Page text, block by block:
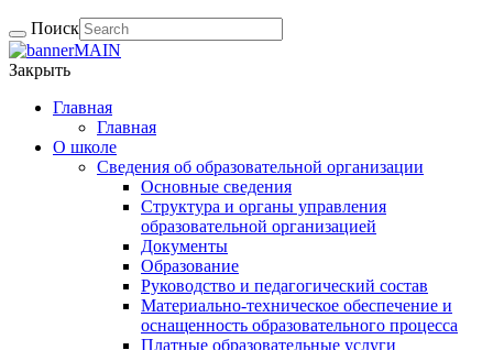
Поиск
Закрыть
Главная
Главная
О школе
Сведения об образовательной организации
Основные сведения
Структура и органы управления
образовательной организацией
Документы
Образование
Руководство и педагогический состав
Материально-техническое обеспечение и
оснащенность образовательного процесса
Платные образовательные услуги